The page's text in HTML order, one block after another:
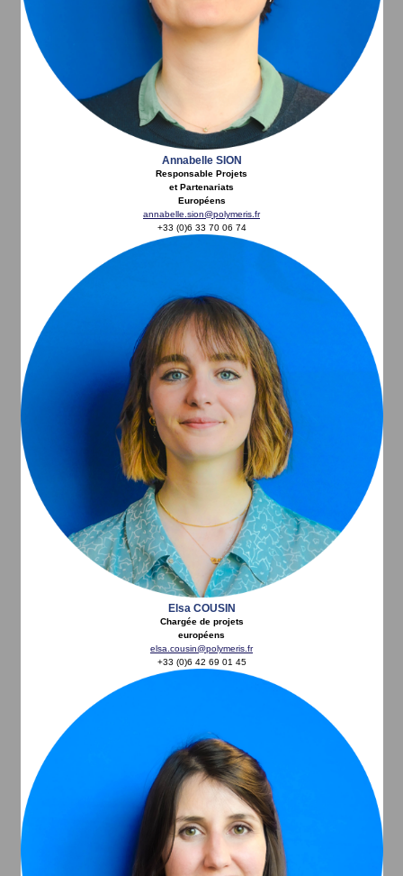
Annabelle SION
Responsable Projets
et Partenariats
Européens
annabelle.sion@polymeris.fr
+33 (0)6 33 70 06 74
Elsa COUSIN
Chargée de projets
européens
elsa.cousin@polymeris.fr
+33 (0)6 42 69 01 45